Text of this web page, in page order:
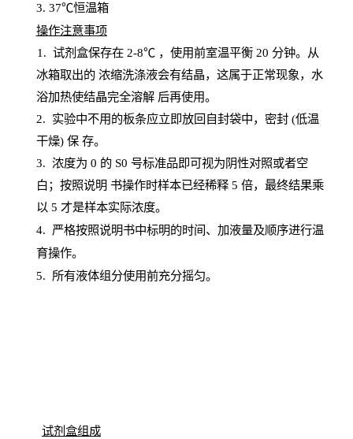
3. 37℃恒温箱
操作注意事项
1. 试剂盒保存在 2-8℃ ，使用前室温平衡 20 分钟。从
冰箱取出的 浓缩洗涤液会有结晶，这属于正常现象，水
浴加热使结晶完全溶解 后再使用。
2. 实验中不用的板条应立即放回自封袋中，密封(低温
干燥) 保 存。
3. 浓度为 0 的 S0 号标准品即可视为阴性对照或者空
白；按照说明 书操作时样本已经稀释5 倍，最终结果乘
以 5 才是样本实际浓度。
4. 严格按照说明书中标明的时间、加液量及顺序进行温
育操作。
5. 所有液体组分使用前充分摇匀。
试剂盒组成